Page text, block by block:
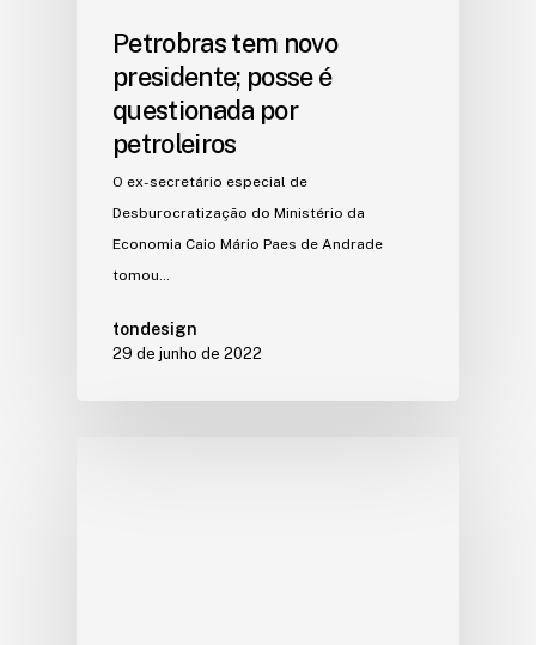
Petrobras tem novo
presidente; posse é
questionada por
petroleiros
O ex-secretário especial de
Desburocratização do Ministério da
Economia Caio Mário Paes de Andrade
tomou…
tondesign
29 de junho de 2022